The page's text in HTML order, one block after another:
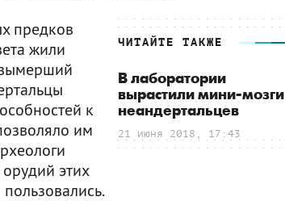
ЧИТАЙТЕ ТАКЖЕ
В лаборатории
вырастили мини-мозги
неандертальцев
21 июня 2018, 17:43
предков
жили
к
им
этих